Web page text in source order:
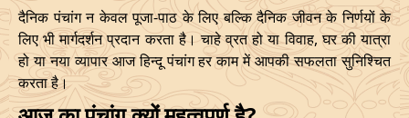
Mrityulok
November, 2026
Start
Bhadra
End
दैनिक पंचांग न केवल पूजा-पाठ के लिए बल्कि दैनिक जीवन के निर्णयों के
लिए भी मार्गदर्शन प्रदान करता है। चाहे व्रत हो या विवाह, घर की यात्रा
हो या नया व्यापार आज हिन्दू पंचांग हर काम में आपकी सफलता सुनिश्चित
करता है।